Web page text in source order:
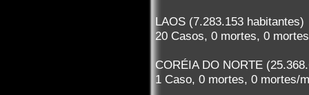
LAOS (7.283.153 habitantes)
20 Casos, 0 mortes, 0
CORÉIA DO NORTE
1 Caso, 0 mortes, 0 mortes/